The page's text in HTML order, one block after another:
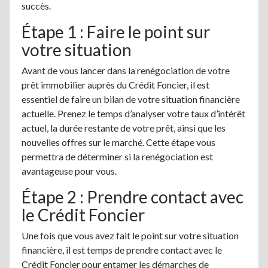
succès.
Étape 1 : Faire le point sur
votre situation
Avant de vous lancer dans la renégociation de votre
prêt immobilier auprès du Crédit Foncier, il est
essentiel de faire un bilan de votre situation financière
actuelle. Prenez le temps d’analyser votre taux d’intérêt
actuel, la durée restante de votre prêt, ainsi que les
nouvelles offres sur le marché. Cette étape vous
permettra de déterminer si la renégociation est
avantageuse pour vous.
Étape 2 : Prendre contact avec
le Crédit Foncier
Une fois que vous avez fait le point sur votre situation
financière, il est temps de prendre contact avec le
Crédit Foncier pour entamer les démarches de